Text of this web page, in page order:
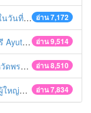
อ่าน 7,172
ม 2560
อ่าน 9,514
bands
อ่าน 8,510
2560
อ่าน 7,834
ฯลฯ